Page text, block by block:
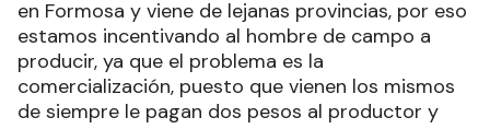
en Formosa y viene de lejanas provincias, por eso
estamos incentivando al hombre de campo a
producir, ya que el problema es la
comercialización, puesto que vienen los mismos
de siempre le pagan dos pesos al productor y